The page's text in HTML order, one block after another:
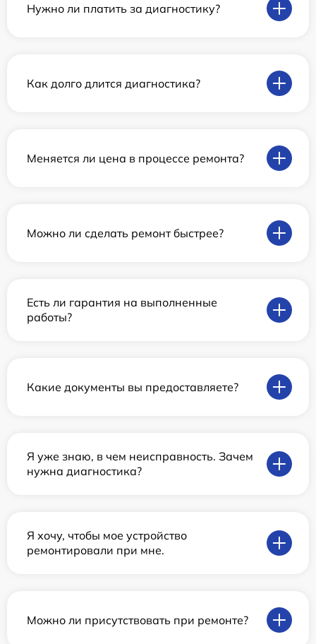
Нужно ли платить за диагностику?
Как долго длится диагностика?
Меняется ли цена в процессе ремонта?
Можно ли сделать ремонт быстрее?
Есть ли гарантия на выполненные
работы?
Какие документы вы предоставляете?
Я уже знаю, в чем неисправность. Зачем
нужна диагностика?
Я хочу, чтобы мое устройство
ремонтировали при мне.
Можно ли присутствовать при ремонте?